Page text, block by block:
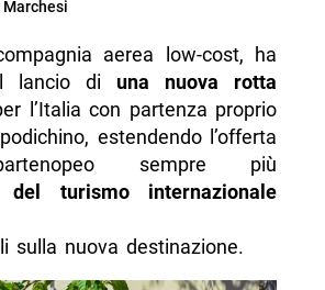
Marchesi
aerea low-cost, ha
lancio di una nuova rotta
l’Italia con partenza proprio
estendendo l’offerta
sempre più
del turismo internazionale
sulla nuova destinazione.